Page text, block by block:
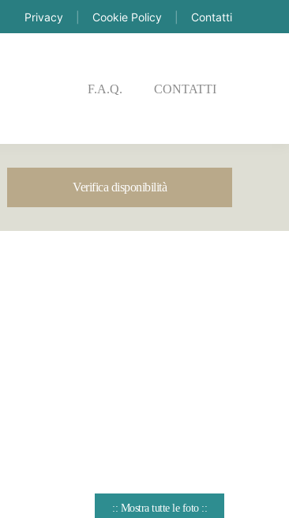
Privacy Cookie Policy Contatti
F.A.Q. CONTATTI
Verifica disponibilità
:: Mostra tutte le foto ::